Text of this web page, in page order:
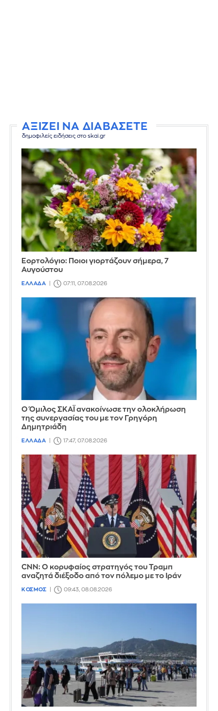
ΑΞΙΖΕΙ ΝΑ ΔΙΑΒΑΣΕΤΕ
δημοφιλείς ειδήσεις στο skai.gr
Εορτολόγιο: Ποιοι γιορτάζουν σήμερα, 7
Αυγούστου
ΕΛΛΑΔΑ 07:11, 07.08.2026
Ο Όμιλος ΣΚΑΪ ανακοίνωσε την ολοκλήρωση
της συνεργασίας του με τον Γρηγόρη
Δημητριάδη
ΕΛΛΑΔΑ 17:47, 07.08.2026
CNN: Ο κορυφαίος στρατηγός του Τραμπ
αναζητά διέξοδο από τον πόλεμο με το Ιράν
ΚΟΣΜΟΣ 09:43, 08.08.2026